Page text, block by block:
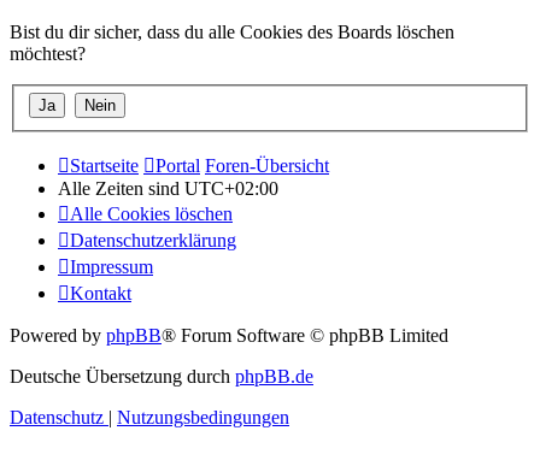
Bist du dir sicher, dass du alle Cookies des Boards löschen
möchtest?
Startseite Portal Foren-Übersicht
Alle Zeiten sind UTC+02:00
Alle Cookies löschen
Datenschutzerklärung
Impressum
Kontakt
Powered by phpBB® Forum Software © phpBB Limited
Deutsche Übersetzung durch phpBB.de
Datenschutz | Nutzungsbedingungen